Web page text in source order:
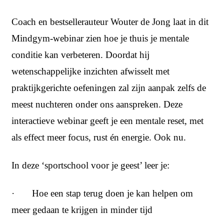
Coach en bestsellerauteur Wouter de Jong laat in dit
Mindgym-webinar zien hoe je thuis je mentale
conditie kan verbeteren. Doordat hij
wetenschappelijke inzichten afwisselt met
praktijkgerichte oefeningen zal zijn aanpak zelfs de
meest nuchteren onder ons aanspreken. Deze
interactieve webinar geeft je een mentale reset, met
als effect meer focus, rust én energie. Ook nu.
In deze ‘sportschool voor je geest’ leer je:
· Hoe een stap terug doen je kan helpen om
meer gedaan te krijgen in minder tijd